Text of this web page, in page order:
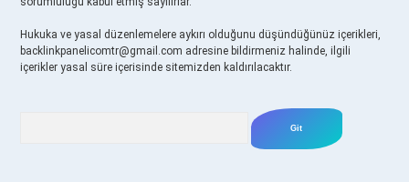
Hukuka ve yasal düzenlemelere aykırı olduğunu düşündüğünüz içerikleri,
backlinkpanelicomtr@gmail.com adresine bildirmeniz halinde, ilgili
içerikler yasal süre içerisinde sitemizden kaldırılacaktır.